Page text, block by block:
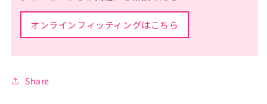
オンラインフィッティングはこちら
Share